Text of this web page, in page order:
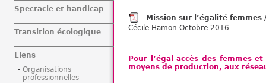
Mission sur l’égalité
Cécile Hamon Octobre 2016
Pour l’égal accès des femmes
moyens de production, aux
Spectacle et handicap
Transition écologique
Liens
Organisations
professionnelles